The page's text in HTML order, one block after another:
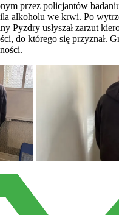
przez policjantów
alkoholu we krwi. Po
Pyzdry usłyszał zarzut
do którego się przyznał.